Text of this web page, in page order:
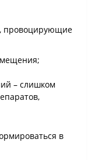
провоцирующие
– слишком
в